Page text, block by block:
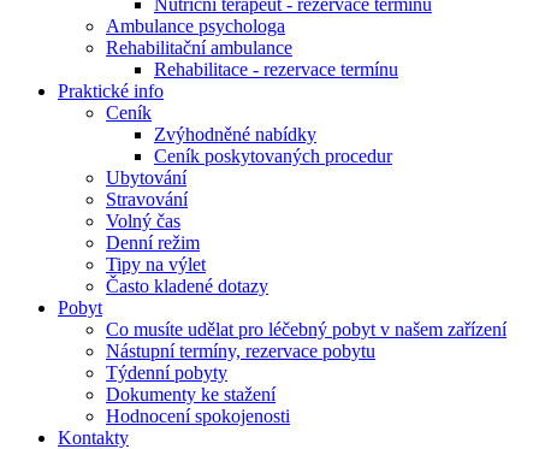
Nutriční terapeut - rezervace termínu
Ambulance psychologa
Rehabilitační ambulance
Rehabilitace - rezervace termínu
Praktické info
Ceník
Zvýhodněné nabídky
Ceník poskytovaných procedur
Ubytování
Stravování
Volný čas
Denní režim
Tipy na výlet
Často kladené dotazy
Pobyt
Co musíte udělat pro léčebný pobyt v našem zařízení
Nástupní termíny, rezervace pobytu
Týdenní pobyty
Dokumenty ke stažení
Hodnocení spokojenosti
Kontakty